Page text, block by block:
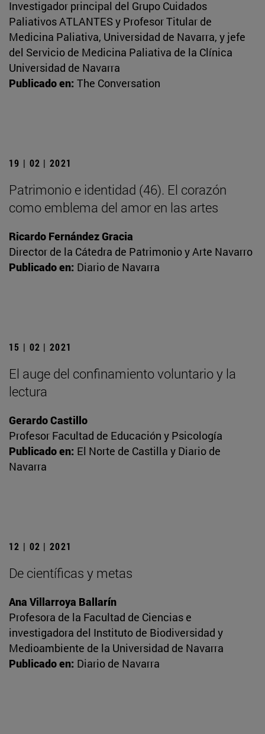
Investigador principal del Grupo Cuidados
Paliativos ATLANTES y Profesor Titular de
Medicina Paliativa, Universidad de Navarra, y jefe
del Servicio de Medicina Paliativa de la Clínica
Universidad de Navarra
Publicado en: The Conversation
19 | 02 | 2021
Patrimonio e identidad (46). El corazón
como emblema del amor en las artes
Ricardo Fernández Gracia
Director de la Cátedra de Patrimonio y Arte Navarro
Publicado en: Diario de Navarra
15 | 02 | 2021
El auge del confinamiento voluntario y la
lectura
Gerardo Castillo
Profesor Facultad de Educación y Psicología
Publicado en: El Norte de Castilla y Diario de
Navarra
12 | 02 | 2021
De científicas y metas
Ana Villarroya Ballarín
Profesora de la Facultad de Ciencias e
investigadora del Instituto de Biodiversidad y
Medioambiente de la Universidad de Navarra
Publicado en: Diario de Navarra